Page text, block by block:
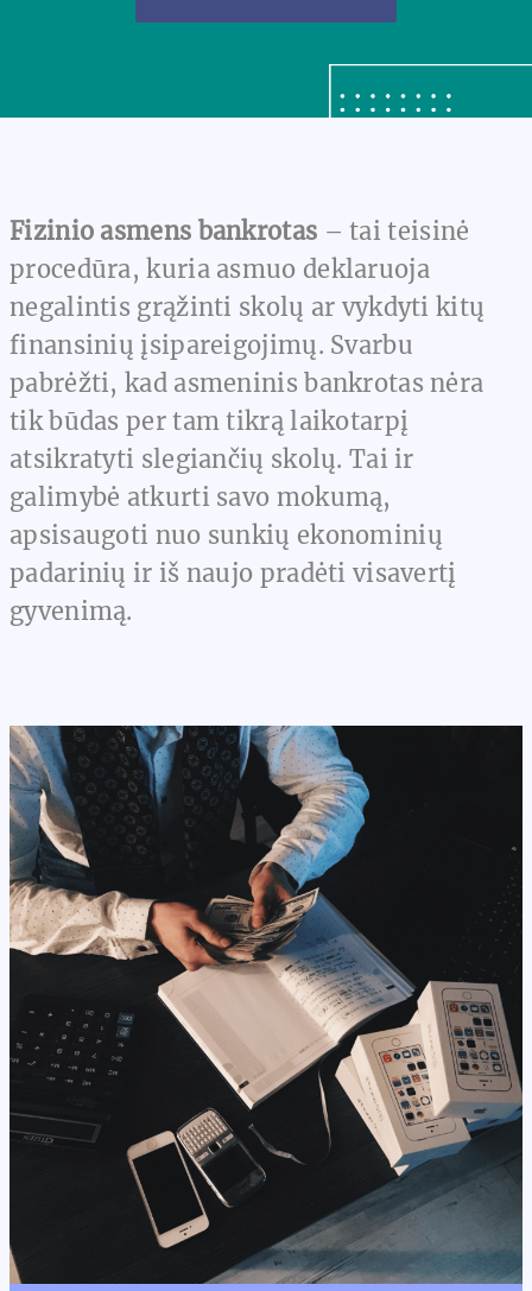
Fizinio asmens bankrotas – tai teisinė
procedūra, kuria asmuo deklaruoja
negalintis grąžinti skolų ar vykdyti kitų
finansinių įsipareigojimų. Svarbu
pabrėžti, kad asmeninis bankrotas nėra
tik būdas per tam tikrą laikotarpį
atsikratyti slegiančių skolų. Tai ir
galimybė atkurti savo mokumą,
apsisaugoti nuo sunkių ekonominių
padarinių ir iš naujo pradėti visavertį
gyvenimą.